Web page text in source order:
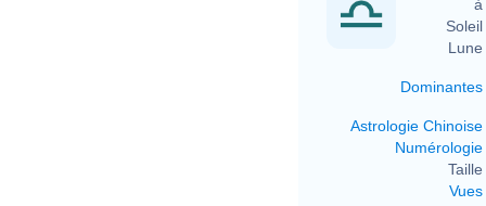
à
Soleil
Lune
Dominantes
Astrologie Chinoise
Numérologie
Taille
Vues